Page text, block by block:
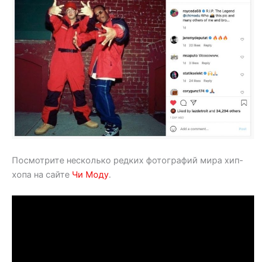
Посмотрите несколько редких фотографий мира хип-
хопа на сайте Чи Моду.